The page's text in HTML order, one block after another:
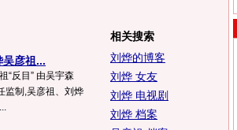
吴彦祖...
“反目” 由吴宇森
监制,吴彦祖、刘烨
相关搜索
刘烨的博客
刘烨 女友
刘烨 电视剧
刘烨 档案